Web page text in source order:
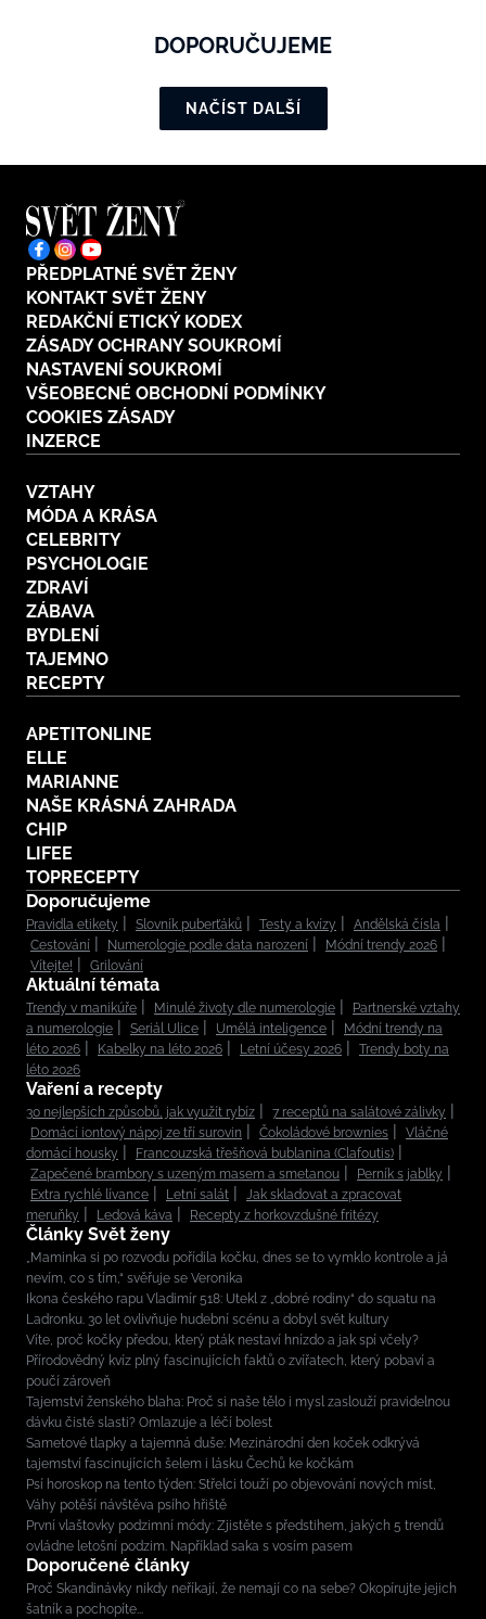
DOPORUČUJEME
NAČÍST DALŠÍ
PŘEDPLATNÉ SVĚT ŽENY
KONTAKT SVĚT ŽENY
REDAKČNÍ ETICKÝ KODEX
ZÁSADY OCHRANY SOUKROMÍ
NASTAVENÍ SOUKROMÍ
VŠEOBECNÉ OBCHODNÍ PODMÍNKY
COOKIES ZÁSADY
INZERCE
VZTAHY
MÓDA A KRÁSA
CELEBRITY
PSYCHOLOGIE
ZDRAVÍ
ZÁBAVA
BYDLENÍ
TAJEMNO
RECEPTY
APETITONLINE
ELLE
MARIANNE
NAŠE KRÁSNÁ ZAHRADA
CHIP
LIFEE
TOPRECEPTY
Doporučujeme
Pravidla etikety Slovník puberťáků Testy a kvízy
Andělská čísla
Cestování
Numerologie podle data narození
Módní trendy 2026
Vítejte!
Grilování
Aktuální témata
Trendy v manikúře Minulé životy dle numerologie
Partnerské vztahy
a numerologie
Seriál Ulice Umělá inteligence
Módní trendy na
léto 2026
Kabelky na léto 2026 Letní účesy 2026
Trendy boty na
léto 2026
Vaření a recepty
30 nejlepších způsobů, jak využít rybíz
7 receptů na salátové zálivky
Domácí iontový nápoj ze tří surovin
Čokoládové brownies
Vláčné
domácí housky
Francouzská třešňová bublanina (Clafoutis)
Zapečené brambory s uzeným masem a smetanou
Perník s jablky
Extra rychlé lívance
Letní salát
Jak skladovat a zpracovat
meruňky
Ledová káva Recepty z horkovzdušné fritézy
Články Svět ženy
„Maminka si po rozvodu pořídila kočku, dnes se to vymklo kontrole a já
nevím, co s tím,“ svěřuje se Veronika
Ikona českého rapu Vladimír 518: Utekl z „dobré rodiny“ do squatu na
Ladronku. 30 let ovlivňuje hudební scénu a dobyl svět kultury
Víte, proč kočky předou, který pták nestaví hnízdo a jak spí včely?
Přírodovědný kvíz plný fascinujících faktů o zvířatech, který pobaví a
poučí zároveň
Tajemství ženského blaha: Proč si naše tělo i mysl zaslouží pravidelnou
dávku čisté slasti? Omlazuje a léčí bolest
Sametové tlapky a tajemná duše: Mezinárodní den koček odkrývá
tajemství fascinujících šelem i lásku Čechů ke kočkám
Psí horoskop na tento týden: Střelci touží po objevování nových míst,
Váhy potěší návštěva psího hřiště
První vlaštovky podzimní módy: Zjistěte s předstihem, jakých 5 trendů
ovládne letošní podzim. Například saka s vosím pasem
Doporučené články
Proč Skandinávky nikdy neříkají, že nemají co na sebe? Okopírujte jejich
šatník a pochopíte...